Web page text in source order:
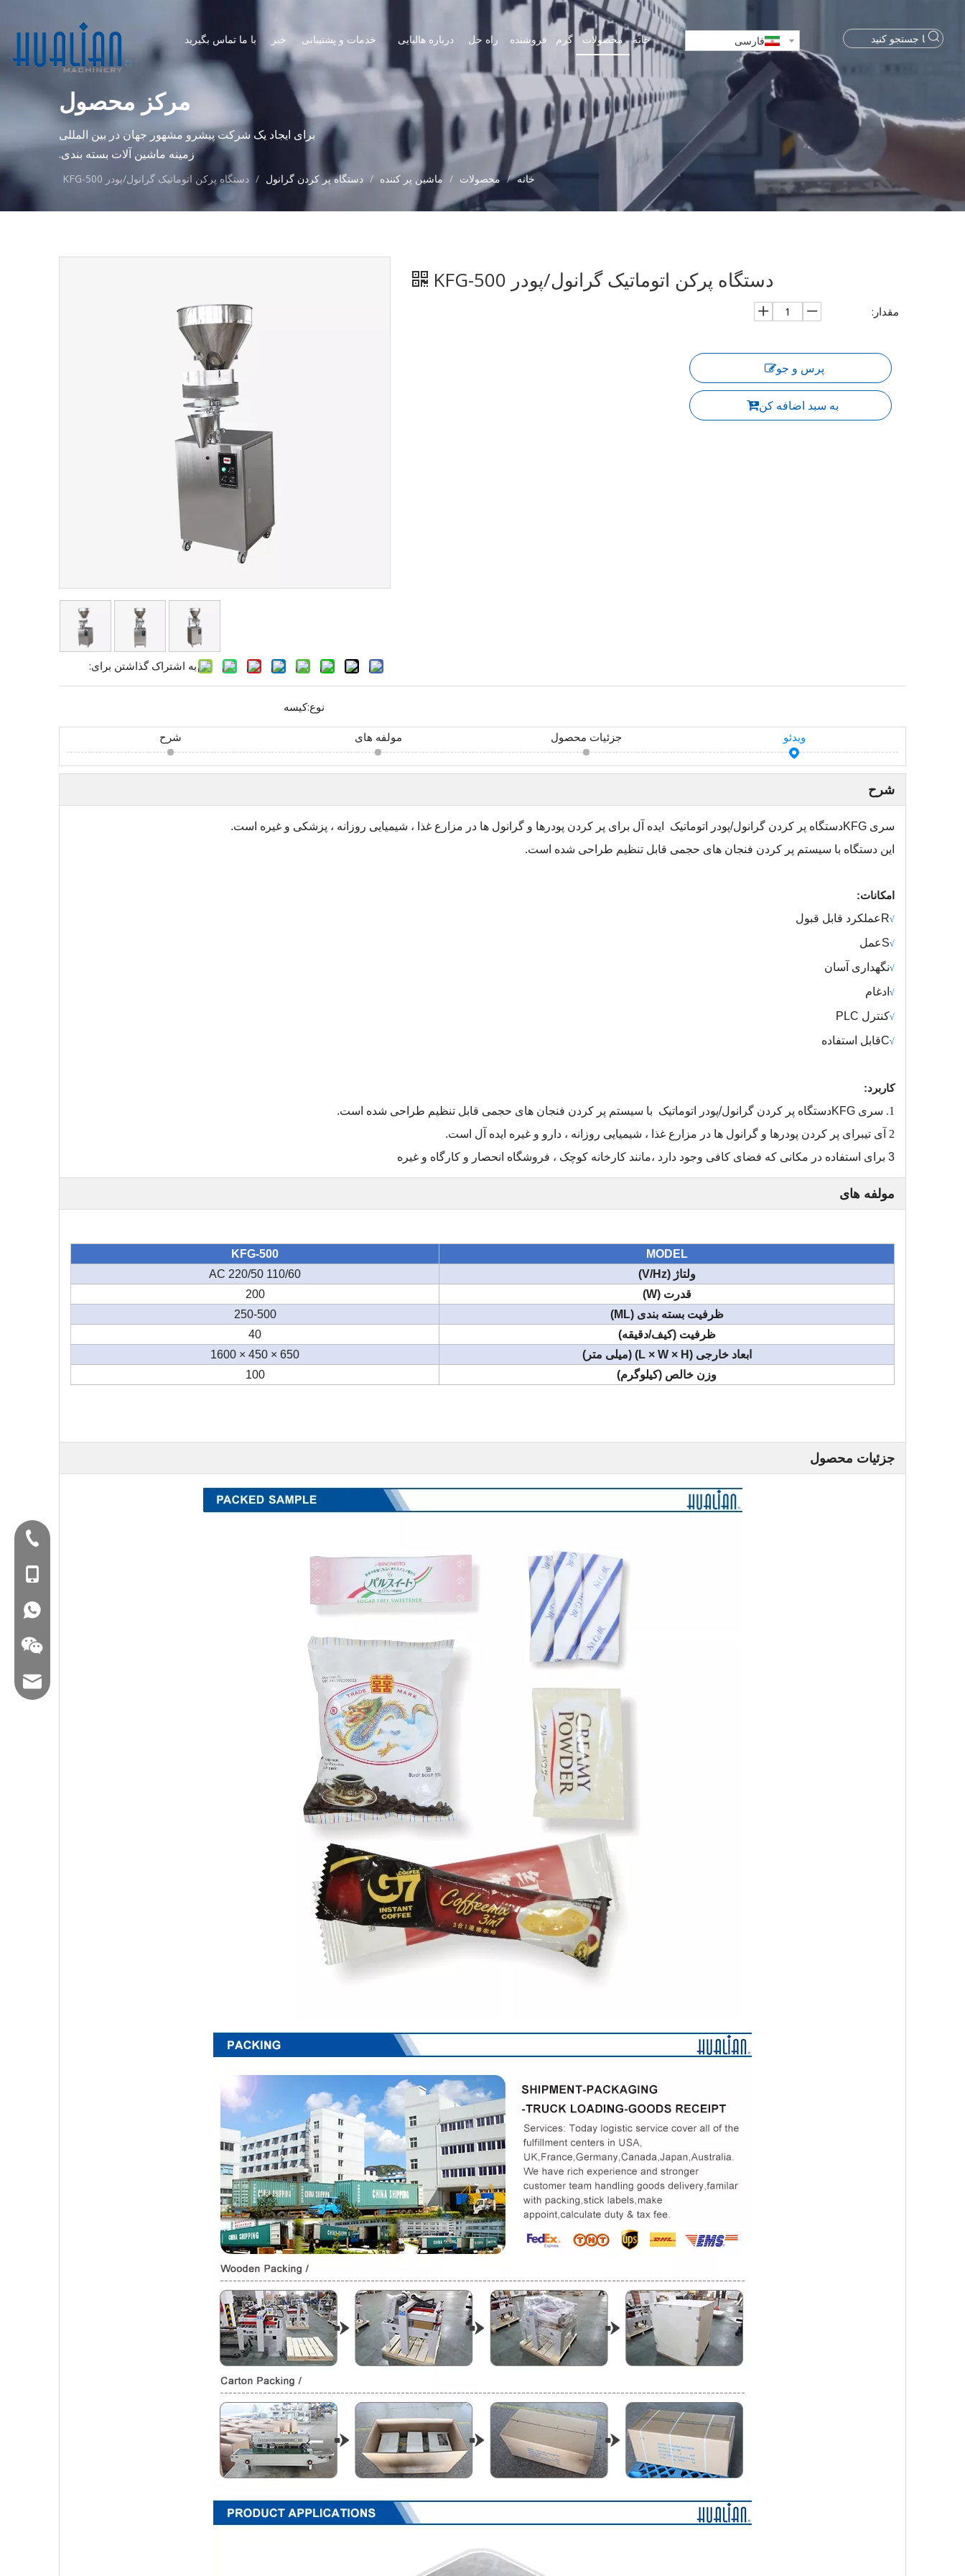
خانه محصولات گرم فروشنده راه حل درباره هالیایی خدمات و پشتیبانی خبر با ما تماس بگیرید فارسی
مرکز محصول
برای ایجاد یک شرکت پیشرو مشهور جهان در بین المللی
زمینه ماشین آلات بسته بندی.
خانه / محصولات / ماشین پر کننده / دستگاه پر کردن گرانول / دستگاه پرکن اتوماتیک گرانول/پودر KFG-500
به اشتراک گذاشتن برای:
دستگاه پرکن اتوماتیک گرانول/پودر KFG-500
مقدار:
پرس و جو
به سبد اضافه کن
نوع:کیسه
شرح مولفه های جزئیات محصول ویدئو
شرح
سری KFG دستگاه پر کردن گرانول/پودر اتوماتیک
ایده آل برای پر کردن پودرها و گرانول ها در مزارع غذا ، شیمیایی روزانه ، پزشکی و غیره است.
این دستگاه با سیستم پر کردن فنجان های حجمی قابل تنظیم طراحی شده است.
امکانات:
√
R عملکرد قابل قبول
√
Sعمل
√نگهداری آسان
√ ادغام
√کنترل PLC
√
Cقابل استفاده
کاربرد:
1. سری KFG دستگاه پر کردن گرانول/پودر اتوماتیک با سیستم پر کردن فنجان های حجمی قابل تنظیم طراحی شده است.
2 آی تیبرای پر کردن پودرها و گرانول ها در مزارع غذا ، شیمیایی روزانه ، دارو و غیره ایده آل است.
3 برای استفاده در مکانی که فضای کافی وجود دارد ،مانند کارخانه کوچک ، فروشگاه انحصار و کارگاه و غیره
مولفه های
MODEL
KFG-500
ولتاژ (V/Hz)
AC 220/50 110/60
قدرت (W)
200
ظرفیت بسته بندی (ML)
250-500
ظرفیت (کیف/دقیقه)
40
ابعاد خارجی (L × W × H) (میلی متر)
650 × 450 × 1600
وزن خالص (کیلوگرم)
100
جزئیات محصول
WA: 0086 18858715170
ایمیل: hl@hualian.biz